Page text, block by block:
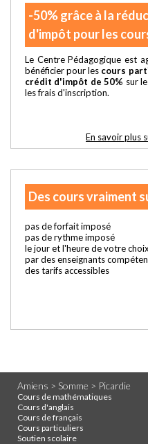
-50% grâce à la
d'impôt pour les
Le Centre Pédagogique est
bénéficier pour les cours
crédit d'impôt de 50% sur
les frais d'inscription.
En savoir plus
Des cours vraiment
pas de forfait imposé
pas de rythme imposé
le jour et l'heure de votre choix
par des enseignants
des tarifs accessibles
Amiens > Somme > Picardie
Cours de mathématiques
Cours d'anglais
Cours de français
Cours particuliers
Soutien scolaire